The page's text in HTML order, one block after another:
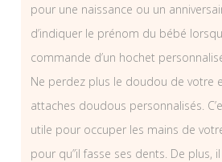
pour une naissance ou un
d’indiquer le prénom du bébé
commande d’un hochet
Ne perdez plus le doudou de votre
attaches doudous personnalisés.
utile pour occuper les mains de
pour qu”il fasse ses dents. De plus,